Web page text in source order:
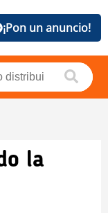
¡Pon un anuncio!
la